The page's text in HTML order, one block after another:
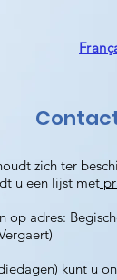
zich ter
u een lijst met
op adres:
) kunt u